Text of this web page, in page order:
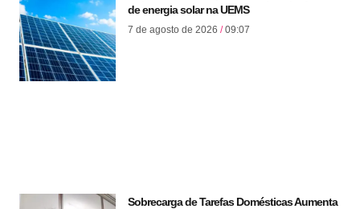
de energia solar na UEMS
7 de agosto de 2026 09:07
Sobrecarga de Tarefas Domésticas Aumenta